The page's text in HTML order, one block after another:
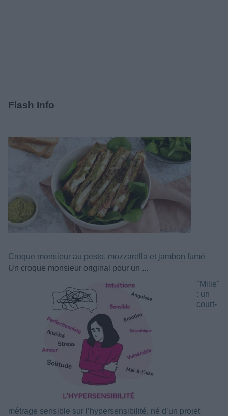
Flash Info
Croque monsieur au pesto, mozzarella et jambon fumé
Un croque monsieur original pour un ...
"Milie"
: un
court-
métrage sensible sur l’hypersensibilité, né d’un projet